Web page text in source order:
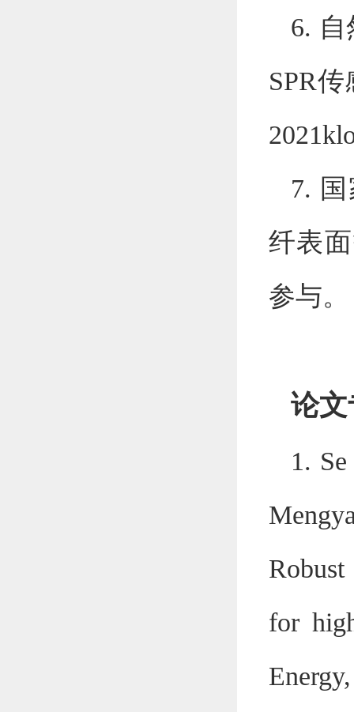
6.
SPR传
7.
纤表
参与。
论
1.
for
Energy